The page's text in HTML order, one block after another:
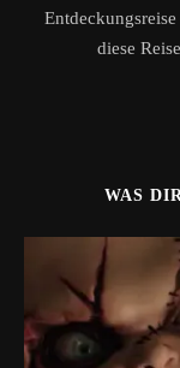
diese
WAS